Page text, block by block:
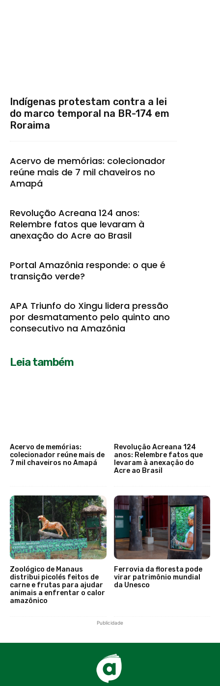
Indígenas protestam contra a lei
do marco temporal na BR-174 em
Roraima
Acervo de memórias: colecionador
reúne mais de 7 mil chaveiros no
Amapá
Revolução Acreana 124 anos:
Relembre fatos que levaram à
anexação do Acre ao Brasil
Portal Amazônia responde: o que é
transição verde?
APA Triunfo do Xingu lidera pressão
por desmatamento pelo quinto ano
consecutivo na Amazônia
Leia também
Acervo de memórias:
colecionador reúne mais de
7 mil chaveiros no Amapá
Revolução Acreana 124
anos: Relembre fatos que
levaram à anexação do
Acre ao Brasil
Zoológico de Manaus
distribui picolés feitos de
carne e frutas para ajudar
animais a enfrentar o calor
amazônico
Ferrovia da floresta pode
virar patrimônio mundial
da Unesco
Publicidade